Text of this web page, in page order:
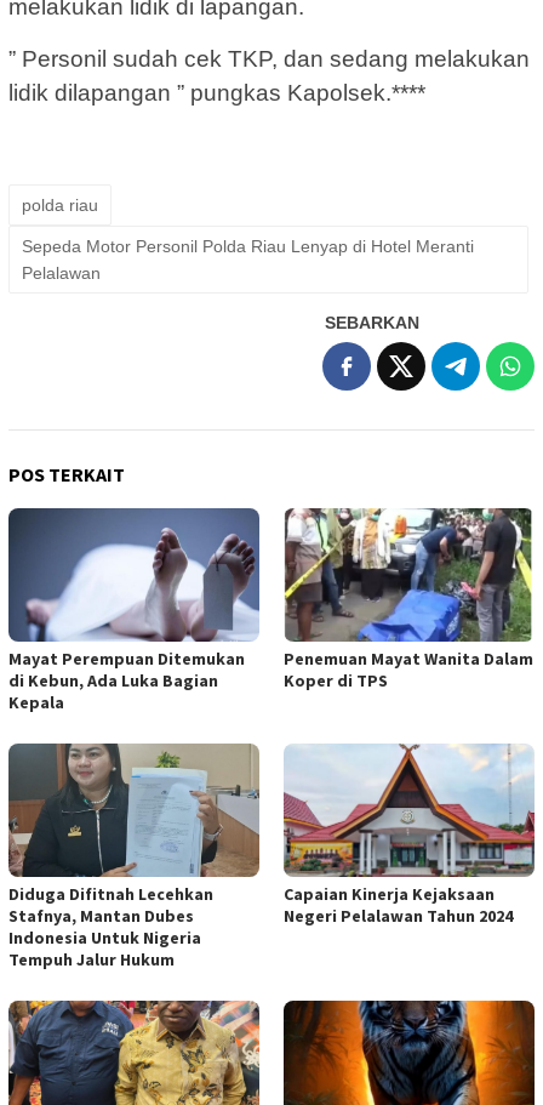
melakukan lidik di lapangan.
” Personil sudah cek TKP, dan sedang melakukan
lidik dilapangan ” pungkas Kapolsek.****
polda riau
Sepeda Motor Personil Polda Riau Lenyap di Hotel Meranti
Pelalawan
SEBARKAN
POS TERKAIT
Mayat Perempuan Ditemukan
di Kebun, Ada Luka Bagian
Kepala
Penemuan Mayat Wanita Dalam
Koper di TPS
Diduga Difitnah Lecehkan
Stafnya, Mantan Dubes
Indonesia Untuk Nigeria
Tempuh Jalur Hukum
Capaian Kinerja Kejaksaan
Negeri Pelalawan Tahun 2024